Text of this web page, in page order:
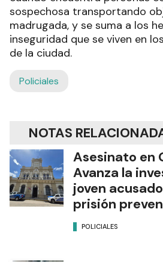
sospechosa transportando
madrugada, y se suma a los
inseguridad que se viven en
de la ciudad.
Policiales
NOTAS
Asesinato en
Avanza la
joven
prisión
POLICIALES